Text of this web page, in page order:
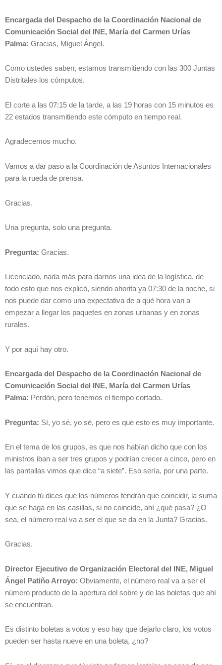
Encargada del Despacho de la Coordinación Nacional de
Comunicación Social del INE, María del Carmen Urías
Palma: Gracias, Miguel Ángel.
Como ustedes saben, estamos transmitiendo con las 300 Juntas
Distritales los cómputos.
El corte a las 07:15 de la tarde, a las 19 horas con 15 minutos es
22 estados transmitiendo este cómputo en tiempo real.
Agradecemos mucho.
Vamos a dar paso a la Coordinación de Asuntos Internacionales
para la rueda de prensa.
Gracias.
Una pregunta, solo una pregunta.
Pregunta: Gracias.
Licenciado, nada más para darnos una idea de la logística, de
todo esto que nos explicó, siendo ahorita ya 07:30 de la noche, si
nos puede dar como una expectativa de a qué hora van a
empezar a llegar los paquetes en zonas urbanas y en zonas
rurales.
Y por aquí hay otro.
Encargada del Despacho de la Coordinación Nacional de
Comunicación Social del INE, María del Carmen Urías
Palma: Perdón, pero tenemos el tiempo cortado.
Pregunta: Sí, yo sé, yo sé, pero es que esto es muy importante.
En el tema de los grupos, es que nos habían dicho que con los
ministros iban a ser tres grupos y podrían crecer a cinco, pero en
las pantallas vimos que dice “a siete”. Eso sería, por una parte.
Y cuando tú dices que los números tendrán que coincidir, la suma
que se haga en las casillas, si no coincide, ahí ¿qué pasa? ¿O
sea, el número real va a ser el que se da en la Junta? Gracias.
Gracias.
Director Ejecutivo de Organización Electoral del INE, Miguel
Ángel Patiño Arroyo: Obviamente, el número real va a ser el
número producto de la apertura del sobre y de las boletas que ahí
se encuentran.
Es distinto boletas a votos y eso hay que dejarlo claro, los votos
pueden ser hasta nueve en una boleta, ¿no?